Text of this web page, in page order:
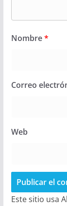
Nombre*
Correo
Web
Este sitio usa